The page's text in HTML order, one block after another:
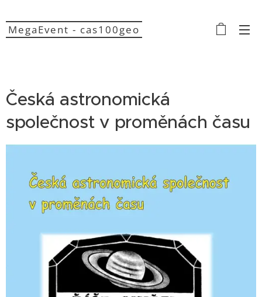
MegaEvent - cas100geo
Česká astronomická
společnost v proměnách času